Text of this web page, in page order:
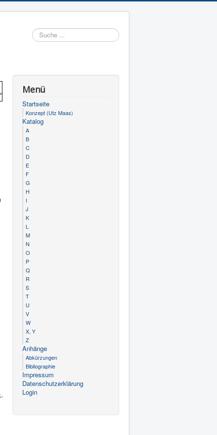
Menü
Startseite
Konzept (Utz Maas)
Katalog
A
B
C
D
E
F
G
H
I
J
K
L
M
N
O
P
Q
R
S
T
U
V
W
X, Y
Z
Anhänge
Abkürzungen
Bibliographie
Impressum
Datenschutzerklärung
Login